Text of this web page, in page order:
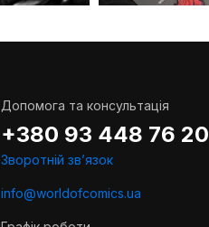
Допомога та консультація
+380 93 448 76 20
Зворотній звʼязок
info@worldofcomics.ua